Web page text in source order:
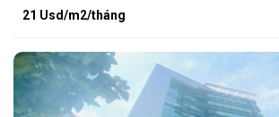
21 Usd/m2/tháng